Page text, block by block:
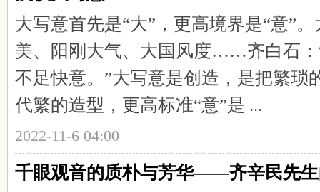
大写意首先是“大”，更高境界是“意”
美、阳刚大气、大国风度……齐白石：
不足快意。”大写意是创造，是把繁琐
代繁的造型，更高标准“意”是 ...
2022-11-6 04:00
千眼观音的质朴与芳华——齐辛民先